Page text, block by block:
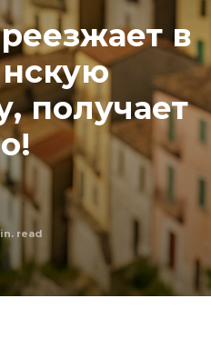
в
получает
read